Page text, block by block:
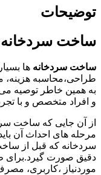
توضیحات
ساخت سردخانه
ساخت سردخانه ها
طراحی،محاسبه هزینه،
به همین خاطر توصیه
و افراد متخصص و با
از آن‌ جایی که ساخت
مرحله های احداث آن
سردخانه که قبل از
دقیق صورت گیرد.برای
موردنیاز ،کاربری،